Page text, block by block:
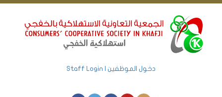
دخول الموظفين | Staff Login